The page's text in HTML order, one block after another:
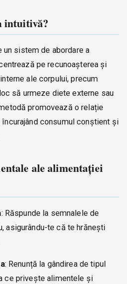
intuitivă?
sistem de abordare a
pe recunoașterea și
ale corpului, precum
să urmeze diete externe sau
promovează o relație
consumul conștient și
ale alimentației
: Răspunde la semnalele de
asigurându-te că te hrănești
: Renunță la gândirea de tipul
ce privește alimentele și